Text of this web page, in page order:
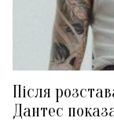
Після
Дантес